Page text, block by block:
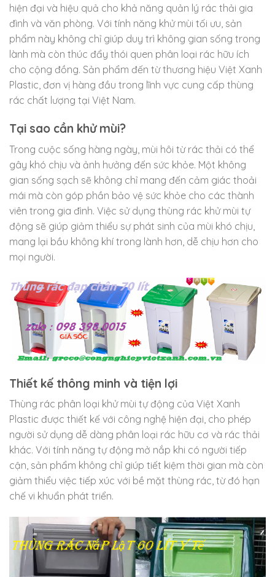
hiện đại và hiệu quả cho khả năng quản lý rác thải gia
đình và văn phòng. Với tính năng khử mùi tối ưu, sản
phẩm này không chỉ giúp duy trì không gian sống trong
lành mà còn thúc đẩy thói quen phân loại rác hữu ích
cho cộng đồng. Sản phẩm đến từ thương hiệu Việt Xanh
Plastic, đơn vị hàng đầu trong lĩnh vực cung cấp thùng
rác chất lượng tại Việt Nam.
Tại sao cần khử mùi?
Trong cuộc sống hàng ngày, mùi hôi từ rác thải có thể
gây khó chịu và ảnh hưởng đến sức khỏe. Một không
gian sống sạch sẽ không chỉ mang đến cảm giác thoải
mái mà còn góp phần bảo vệ sức khỏe cho các thành
viên trong gia đình. Việc sử dụng thùng rác khử mùi tự
động sẽ giúp giảm thiểu sự phát sinh của mùi khó chịu,
mang lại bầu không khí trong lành hơn, dễ chịu hơn cho
mọi người.
Thiết kế thông minh và tiện lợi
Thùng rác phân loại khử mùi tự động của Việt Xanh
Plastic được thiết kế với công nghệ hiện đại, cho phép
người sử dụng dễ dàng phân loại rác hữu cơ và rác thải
khác. Với tính năng tự động mở nắp khi có người tiếp
cận, sản phẩm không chỉ giúp tiết kiệm thời gian mà còn
giảm thiểu việc tiếp xúc với bề mặt thùng rác, từ đó hạn
chế vi khuẩn phát triển.